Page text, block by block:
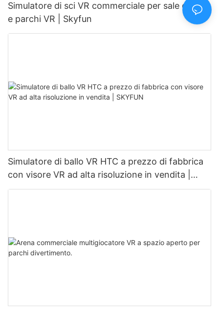
Simulatore di sci VR commerciale per sale giochi
e parchi VR | Skyfun
Simulatore di ballo VR HTC a prezzo di fabbrica
con visore VR ad alta risoluzione in vendita |
SKYFUN